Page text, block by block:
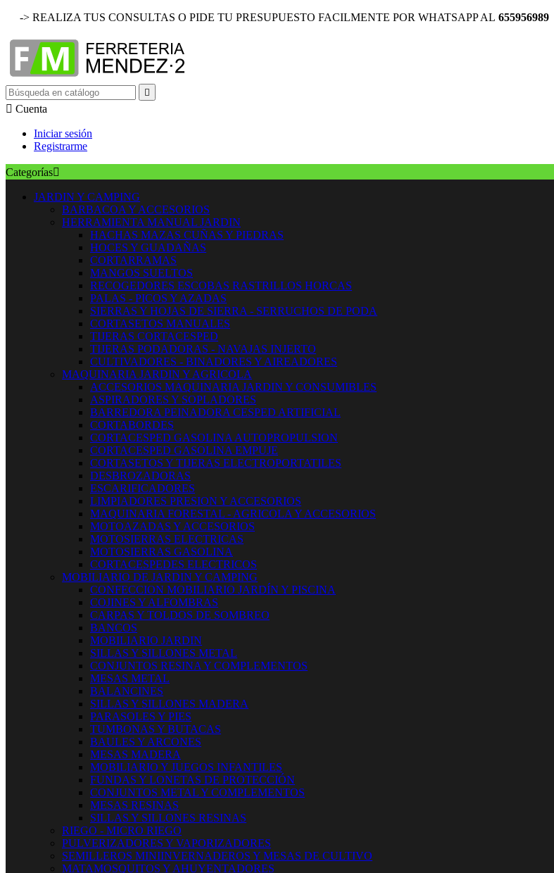
-> REALIZA TUS CONSULTAS O PIDE TU PRESUPUESTO FACILMENTE POR WHATSAPP AL 655956989

 Cuenta
Iniciar sesión
Registrarme
Categorías
JARDIN Y CAMPING
BARBACOA Y ACCESORIOS
HERRAMIENTA MANUAL JARDIN
HACHAS MAZAS CUÑAS Y PIEDRAS
HOCES Y GUADAÑAS
CORTARRAMAS
MANGOS SUELTOS
RECOGEDORES ESCOBAS RASTRILLOS HORCAS
PALAS - PICOS Y AZADAS
SIERRAS Y HOJAS DE SIERRA - SERRUCHOS DE PODA
CORTASETOS MANUALES
TIJERAS CORTACESPED
TIJERAS PODADORAS - NAVAJAS INJERTO
CULTIVADORES - BINADORES Y AIREADORES
MAQUINARIA JARDIN Y AGRICOLA
ACCESORIOS MAQUINARIA JARDIN Y CONSUMIBLES
ASPIRADORES Y SOPLADORES
BARREDORA PEINADORA CESPED ARTIFICIAL
CORTABORDES
CORTACESPED GASOLINA AUTOPROPULSION
CORTACESPED GASOLINA EMPUJE
CORTASETOS Y TIJERAS ELECTROPORTATILES
DESBROZADORAS
ESCARIFICADORES
LIMPIADORES PRESION Y ACCESORIOS
MAQUINARIA FORESTAL - AGRICOLA Y ACCESORIOS
MOTOAZADAS Y ACCESORIOS
MOTOSIERRAS ELECTRICAS
MOTOSIERRAS GASOLINA
CORTACESPEDES ELECTRICOS
MOBILIARIO DE JARDIN Y CAMPING
CONFECCION MOBILIARIO JARDÍN Y PISCINA
COJINES Y ALFOMBRAS
CARPAS Y TOLDOS DE SOMBREO
BANCOS
MOBILIARIO JARDIN
SILLAS Y SILLONES METAL
CONJUNTOS RESINA Y COMPLEMENTOS
MESAS METAL
BALANCINES
SILLAS Y SILLONES MADERA
PARASOLES Y PIES
TUMBONAS Y BUTACAS
BAULES Y ARCONES
MESAS MADERA
MOBILIARIO Y JUEGOS INFANTILES
FUNDAS Y LONETAS DE PROTECCIÓN
CONJUNTOS METAL Y COMPLEMENTOS
MESAS RESINAS
SILLAS Y SILLONES RESINAS
RIEGO - MICRO RIEGO
PULVERIZADORES Y VAPORIZADORES
SEMILLEROS MINIINVERNADEROS Y MESAS DE CULTIVO
MATAMOSQUITOS Y AHUYENTADORES